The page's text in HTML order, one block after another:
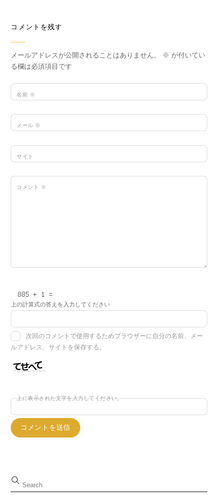
コメントを残す
メールアドレスが公開されることはありません。 ※ が付いてい
る欄は必須項目です
名前 ※
メール ※
サイト
コメント ※
上の計算式の答えを入力してください
次回のコメントで使用するためブラウザーに自分の名前、メー
ルアドレス、サイトを保存する。
上に表示された文字を入力してください。